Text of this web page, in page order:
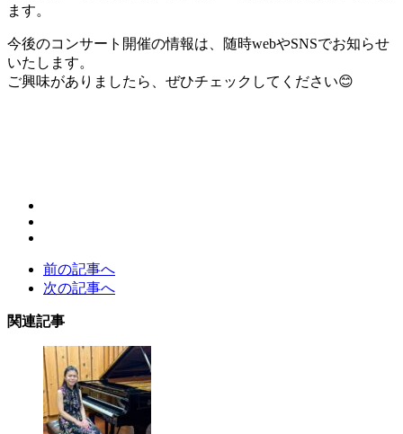
ます。
今後のコンサート開催の情報は、随時webやSNSでお知らせ
いたします。
ご興味がありましたら、ぜひチェックしてください😊
前の記事へ
次の記事へ
関連記事